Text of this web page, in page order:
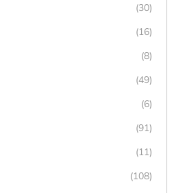
(30)
(16)
(8)
(49)
(6)
(91)
(11)
(108)